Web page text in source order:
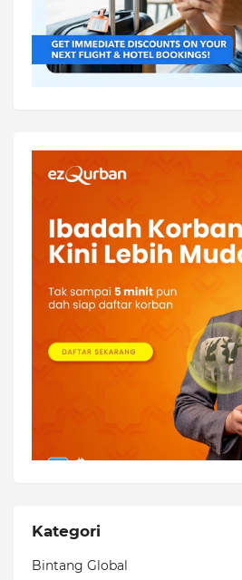
Kategori
Bintang Global